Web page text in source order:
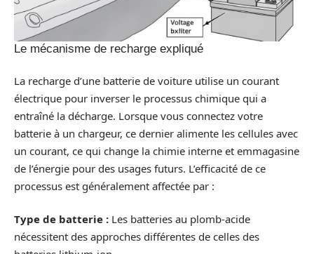
Le mécanisme de recharge expliqué
La recharge d’une batterie de voiture utilise un courant
électrique pour inverser le processus chimique qui a
entraîné la décharge. Lorsque vous connectez votre
batterie à un chargeur, ce dernier alimente les cellules avec
un courant, ce qui change la chimie interne et emmagasine
de l’énergie pour des usages futurs. L’efficacité de ce
processus est généralement affectée par :
Type de batterie : Les batteries au plomb-acide
nécessitent des approches différentes de celles des